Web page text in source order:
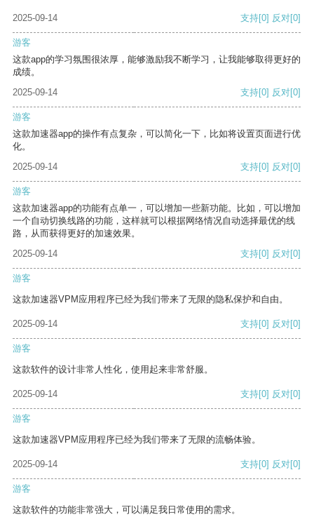
2025-09-14 支持[0] 反对[0]
游客
这款app的学习氛围很浓厚，能够激励我不断学习，让我能够取得更好的
成绩。
2025-09-14
支持[0] 反对[0]
游客
这款加速器app的操作有点复杂，可以简化一下，比如将设置页面进行优
化。
2025-09-14
支持[0] 反对[0]
游客
这款加速器app的功能有点单一，可以增加一些新功能。比如，可以增加
一个自动切换线路的功能，这样就可以根据网络情况自动选择最优的线
路，从而获得更好的加速效果。
2025-09-14
支持[0] 反对[0]
游客
这款加速器VPM应用程序已经为我们带来了无限的隐私保护和自由。
2025-09-14 支持[0] 反对[0]
游客
这款软件的设计非常人性化，使用起来非常舒服。
2025-09-14 支持[0] 反对[0]
游客
这款加速器VPM应用程序已经为我们带来了无限的流畅体验。
2025-09-14 支持[0] 反对[0]
游客
这款软件的功能非常强大，可以满足我日常使用的需求。